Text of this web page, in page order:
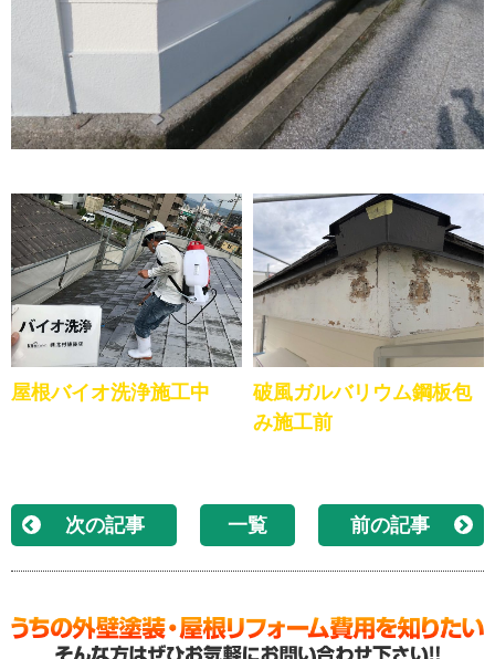
屋根バイオ洗浄施工中
破風ガルバリウム鋼板包
み施工前
次の記事 一覧 前の記事